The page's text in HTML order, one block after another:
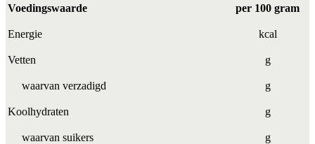
Voedingswaarde per 100 gram
Energie kcal
Vetten g
waarvan verzadigd g
Koolhydraten g
waarvan suikers g